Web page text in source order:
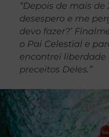
“Depois de mais de
desespero e me
devo fazer?’
o Pai Celestial e
encontrei liberdade
preceitos Deles.”